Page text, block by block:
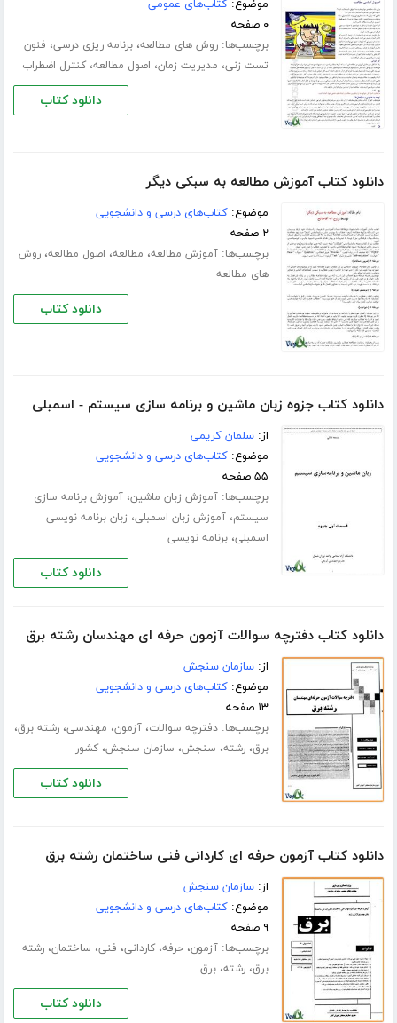
موضوع: کتاب‌های عمومی
۰ صفحه
برچسب‌ها:روش های مطالعه،برنامه ریزی درسی، فنون
تست زنی، مدیریت زمان، اصول مطالعه،کنترل اضطراب
دانلود کتاب
دانلود کتاب آموزش مطالعه به سبکی دیگر
موضوع:کتاب‌های درسی و دانشجویی
۲ صفحه
برچسب‌ها:آموزش مطالعه، مطالعه، اصول مطالعه،روش
های مطالعه
دانلود کتاب
دانلود کتاب جزوه زبان ماشین و برنامه سازی سیستم - اسمبلی
از:سلمان کریمی
موضوع:کتاب‌های درسی و دانشجویی
۵۵ صفحه
برچسب‌ها:آموزش زبان ماشین،آموزش برنامه سازی
سیستم،آموزش زبان اسمبلی، زبان برنامه نویسی
اسمبلی،برنامه نویسی
دانلود کتاب
دانلود کتاب دفترچه سوالات آزمون حرفه ای مهندسان رشته برق
از:سازمان سنجش
موضوع:کتاب‌های درسی و دانشجویی
۱۳ صفحه
برچسب‌ها:دفترچه سوالات،آزمون، مهندسی،رشته برق،
برق،رشته، سنجش، سازمان سنجش،کشور
دانلود کتاب
دانلود کتاب آزمون حرفه ای کاردانی فنی ساختمان رشته برق
از:سازمان سنجش
موضوع:کتاب‌های درسی و دانشجویی
۹ صفحه
برچسب‌ها:آزمون،حرفه،کاردانی، فنی، ساختمان،رشته
برق،رشته،برق
دانلود کتاب